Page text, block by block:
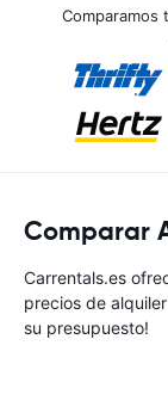
Comparamos
Comparar
Carrentals.es
precios de
su presupuesto!